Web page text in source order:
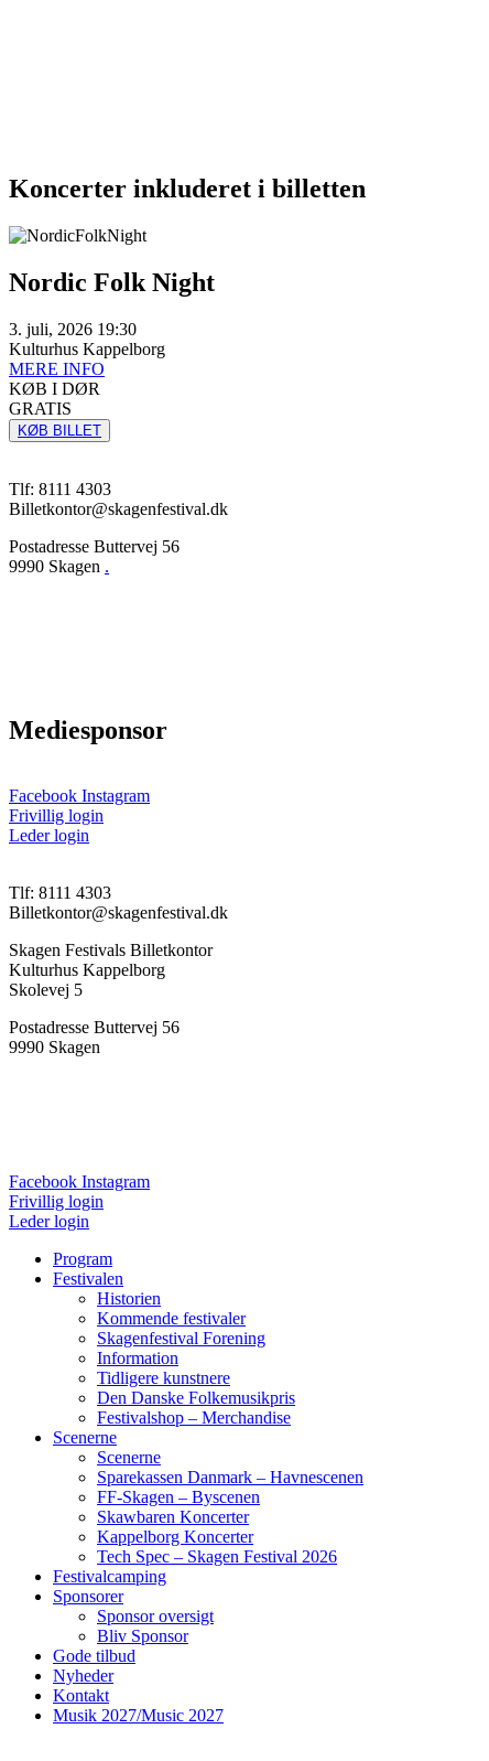
Koncerter inkluderet i billetten
Nordic Folk Night
3. juli, 2026 19:30
Kulturhus Kappelborg
MERE INFO
KØB I DØR
GRATIS
KØB BILLET
Tlf: 8111 4303
Billetkontor@skagenfestival.dk
Postadresse Buttervej 56
9990 Skagen .
Mediesponsor
Facebook Instagram
Frivillig login
Leder login
Tlf: 8111 4303
Billetkontor@skagenfestival.dk
Skagen Festivals Billetkontor
Kulturhus Kappelborg
Skolevej 5
Postadresse Buttervej 56
9990 Skagen
Facebook Instagram
Frivillig login
Leder login
Program
Festivalen
Historien
Kommende festivaler
Skagenfestival Forening
Information
Tidligere kunstnere
Den Danske Folkemusikpris
Festivalshop – Merchandise
Scenerne
Scenerne
Sparekassen Danmark – Havnescenen
FF-Skagen – Byscenen
Skawbaren Koncerter
Kappelborg Koncerter
Tech Spec – Skagen Festival 2026
Festivalcamping
Sponsorer
Sponsor oversigt
Bliv Sponsor
Gode tilbud
Nyheder
Kontakt
Musik 2027/Music 2027